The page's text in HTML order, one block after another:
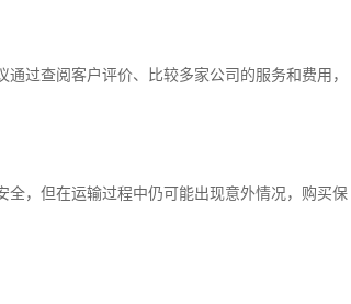
过查阅客户评价、比较多家公司的服务和费用，
，但在运输过程中仍可能出现意外情况，购买保